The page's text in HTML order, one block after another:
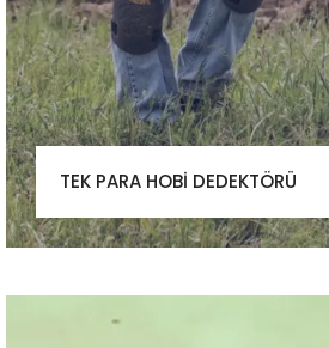
TEK PARA HOBİ DEDEKTÖRÜ